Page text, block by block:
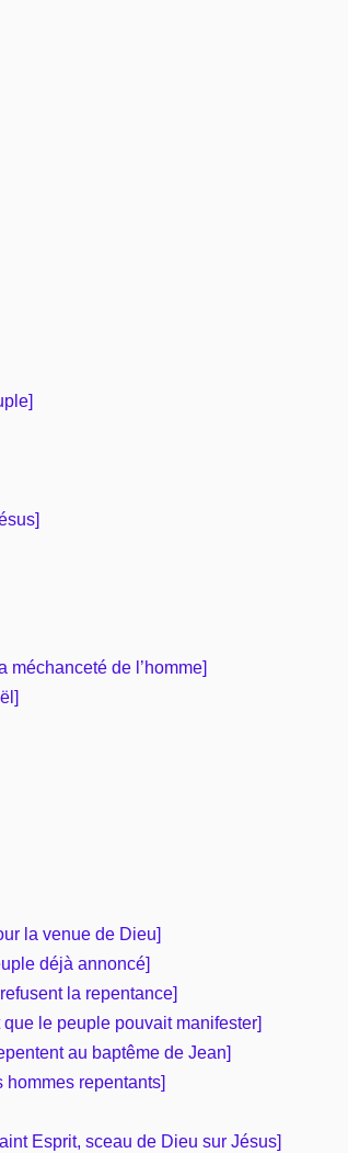
méchanceté de l’homme]
la venue de Dieu]
déjà annoncé]
la repentance]
le peuple pouvait manifester]
au baptême de Jean]
repentants]
Esprit, sceau de Dieu sur Jésus]